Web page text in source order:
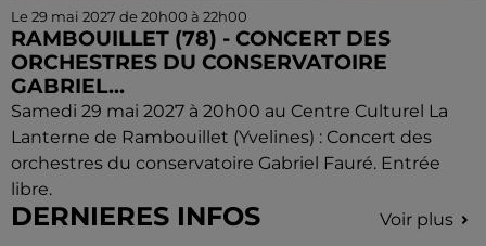
Le 29 mai 2027 de 20h00 à 22h00
RAMBOUILLET (78) - CONCERT DES
ORCHESTRES DU CONSERVATOIRE
GABRIEL...
Samedi 29 mai 2027 à 20h00 au Centre Culturel La
Lanterne de Rambouillet (Yvelines) : Concert des
orchestres du conservatoire Gabriel Fauré. Entrée
libre.
DERNIERES INFOS Voir plus